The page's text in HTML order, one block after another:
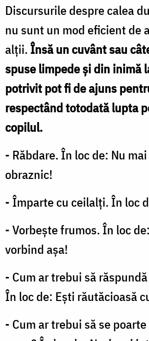
ei
înșiși
/
Larisa
Lofitskaya/AdobeStock
Discursurile despre calea
nu sunt un mod eficient de
alţii.Însă un cuvânt sau
spuse limpede şi din inimă
potrivit pot fi de ajuns
respectând totodată lupta
copilul.
- Răbdare. În loc de: Nu
obraznic!
- Împarte cu ceilalţi. În loc
- Vorbeşte frumos. În loc
vorbind aşa!
- Cum ar trebui să
În loc de: Eşti răutăcioasă
- Cum ar trebui să se